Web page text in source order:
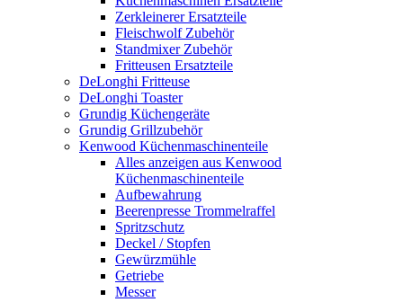
Zerkleinerer Ersatzteile
Fleischwolf Zubehör
Standmixer Zubehör
Fritteusen Ersatzteile
DeLonghi Fritteuse
DeLonghi Toaster
Grundig Küchengeräte
Grundig Grillzubehör
Kenwood Küchenmaschinenteile
Alles anzeigen aus Kenwood
Küchenmaschinenteile
Aufbewahrung
Beerenpresse Trommelraffel
Spritzschutz
Deckel / Stopfen
Gewürzmühle
Getriebe
Messer